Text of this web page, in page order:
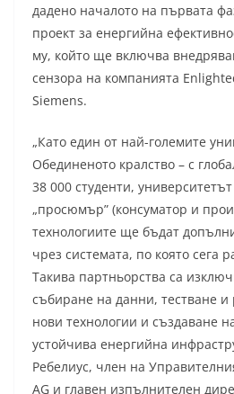
дадено началото на първата
проект за енергийна
му, който ще включва
сензора на компанията
Siemens.
„Като един от най-големите
Обединеното кралство – с
38 000 студенти,
„просюмър” (консуматор и
технологиите ще бъдат
чрез системата, по която сега
Такива партньорства са
събиране на данни, тестване и
нови технологии и създаване
устойчива енергийна
Ребелиус, член на
AG и главен изпълнителен